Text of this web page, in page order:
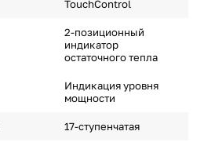
TouchControl
2-позиционный
индикатор
остаточного тепла
Индикация уровня
мощности
17-ступенчатая